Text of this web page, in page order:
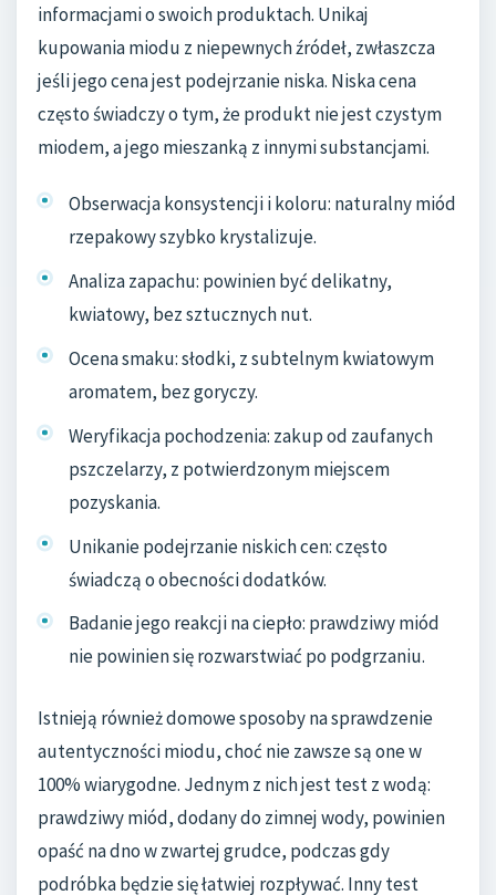
informacjami o swoich produktach. Unikaj
kupowania miodu z niepewnych źródeł, zwłaszcza
jeśli jego cena jest podejrzanie niska. Niska cena
często świadczy o tym, że produkt nie jest czystym
miodem, a jego mieszanką z innymi substancjami.
Obserwacja konsystencji i koloru: naturalny miód
rzepakowy szybko krystalizuje.
Analiza zapachu: powinien być delikatny,
kwiatowy, bez sztucznych nut.
Ocena smaku: słodki, z subtelnym kwiatowym
aromatem, bez goryczy.
Weryfikacja pochodzenia: zakup od zaufanych
pszczelarzy, z potwierdzonym miejscem
pozyskania.
Unikanie podejrzanie niskich cen: często
świadczą o obecności dodatków.
Badanie jego reakcji na ciepło: prawdziwy miód
nie powinien się rozwarstwiać po podgrzaniu.
Istnieją również domowe sposoby na sprawdzenie
autentyczności miodu, choć nie zawsze są one w
100% wiarygodne. Jednym z nich jest test z wodą:
prawdziwy miód, dodany do zimnej wody, powinien
opaść na dno w zwartej grudce, podczas gdy
podróbka będzie się łatwiej rozpływać. Inny test